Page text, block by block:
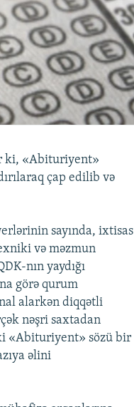
ki, «Abituriyent»
çap edilib və
sayında, ixtisas
və məzmun
nın yaydığı
görə qurum
alarkən diqqətli
nəşri saxtadan
«Abituriyent» sözü bir
əlini